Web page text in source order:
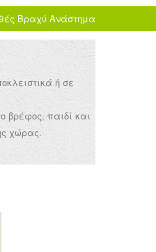
Βραχύ Ανάστημα
ή σε
βρέφος, παιδί και
χώρας.